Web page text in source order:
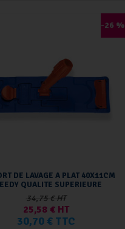
-26 %
DE LAVAGE A PLAT 40X11CM
QUALITE SUPERIEURE
34,75 € HT
25,58 € HT
30,70 € TTC